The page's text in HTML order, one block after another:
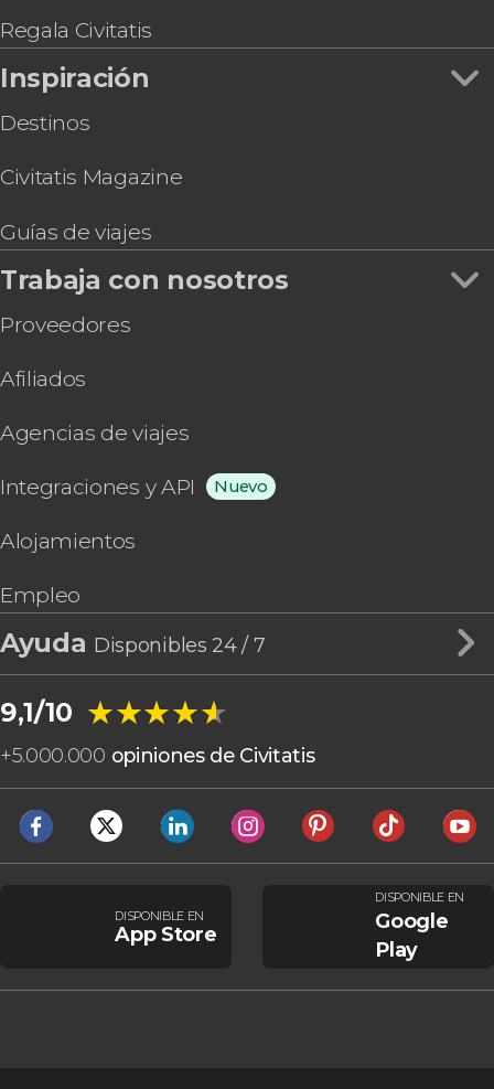
Regala Civitatis
Inspiración
Destinos
Civitatis Magazine
Guías de viajes
Trabaja con nosotros
Proveedores
Afiliados
Agencias de viajes
Integraciones y API Nuevo
Alojamientos
Empleo
Ayuda Disponibles 24 / 7
9,1/10 ★★★★★
★★★★★
+5.000.000 opiniones de Civitatis
DISPONIBLE EN
App Store
DISPONIBLE EN
Google
Play